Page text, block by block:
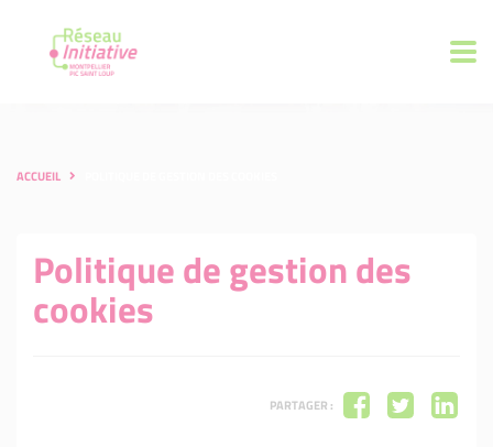
ACCUEIL
Politique de gestion des
cookies
PARTAGER :